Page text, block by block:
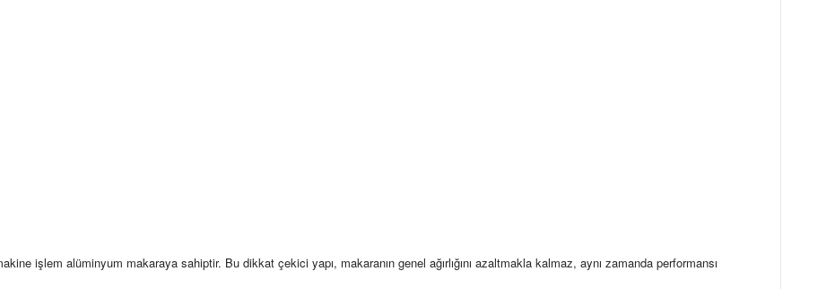
işlem alüminyum makaraya sahiptir. Bu dikkat çekici yapı, makaranın genel ağırlığını azaltmakla kalmaz, aynı zamanda performansı